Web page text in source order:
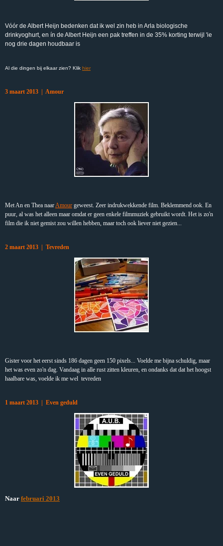
Vóór de Albert Heijn bedenken dat ik wel zin heb in Arla biologische
drinkyoghurt, en ín de Albert Heijn een pak treffen in de 35% korting terwijl 'ie
nog drie dagen houdbaar is
Al die dingen bij elkaar zien? Klik hier
3 maart 2013 | Amour
Met An en Thea naarAmour geweest. Zeer indrukwekkende film. Beklemmend ook. En
puur, al was het alleen maar omdat er geen enkele filmmuziek gebruikt wordt. Het is zo'n
film die ik niet gemist zou willen hebben, maar toch ook liever niet gezien...
2 maart 2013 | Tevreden
Gister voor het eerst sinds 186 dagen geen 150 pixels... Voelde me bijna schuldig, maar
het was even zo'n dag. Vandaag in alle rust zitten kleuren, en ondanks dat dat het hoogst
haalbare was, voelde ik me wel tevreden
1 maart 2013 | Even geduld
Naar februari 2013